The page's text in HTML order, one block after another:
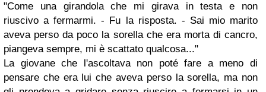
"Come una girandola che mi girava in testa e non
riuscivo a fermarmi. - Fu la risposta. - Sai mio marito
aveva perso da poco la sorella che era morta di cancro,
piangeva sempre, mi è scattato qualcosa..."
La giovane che l'ascoltava non poté fare a meno di
pensare che era lui che aveva perso la sorella, ma non